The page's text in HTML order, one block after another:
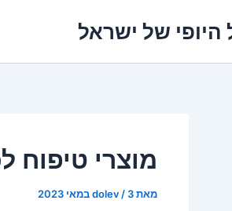
היופי של ישראל
מוצרי טיפוח
מאת dolev / 3 במאי 2023